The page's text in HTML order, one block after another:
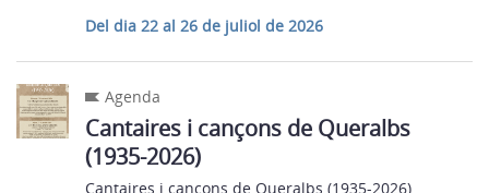
Del dia 22 al 26 de juliol de 2026
Agenda
Cantaires i cançons de Queralbs
(1935-2026)
Cantaires i cançons de Queralbs (1935-2026)